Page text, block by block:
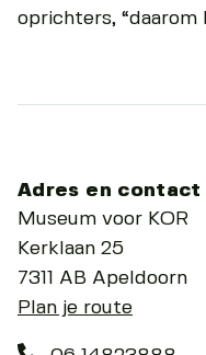
oprichters, “daarom
Adres en contact
Museum voor KOR
Kerklaan 25
7311 AB Apeldoorn
Plan je route